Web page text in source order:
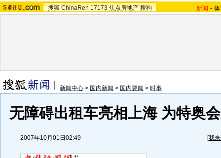
搜狐 ChinaRen 17173 焦点房地产 搜狗 新闻 -
新闻中心 > 国内新闻 > 国内要闻 > 时事
无障碍出租车亮相上海 为特奥
2007年10月01日02:49 [我